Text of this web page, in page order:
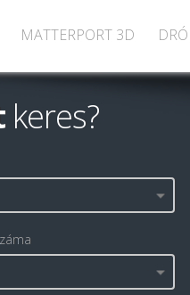
MATTERPORT 3D
keres?